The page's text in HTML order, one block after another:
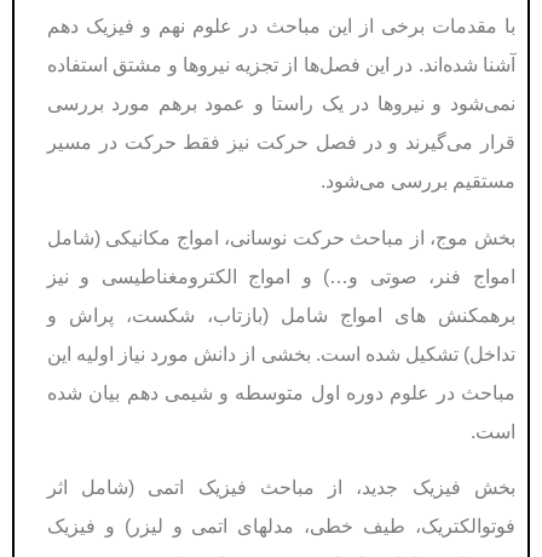
با مقدمات برخی از این مباحث در علوم نهم و فیزیک دهم
آشنا شده‌اند. در این فصل‌ها از تجزیه نیروها و مشتق استفاده
نمی‌شود و نیروها در یک راستا و عمود برهم مورد بررسی
قرار می‌گیرند و در فصل حرکت نیز فقط حرکت در مسیر
مستقیم بررسی می‌شود.
بخش موج، از مباحث حرکت نوسانی، امواج مکانیکی (شامل
امواج فنر، صوتی و…) و امواج الکترومغناطیسی و نیز
برهمکنش های امواج شامل (بازتاب، شکست، پراش و
تداخل) تشکیل شده است. بخشی از دانش مورد نیاز اولیه این
مباحث در علوم دوره اول متوسطه و شیمی دهم بیان شده
است.
بخش فیزیک جدید، از مباحث فیزیک اتمی (شامل اثر
فوتوالکتریک، طیف خطی، مدلهای اتمی و لیزر) و فیزیک